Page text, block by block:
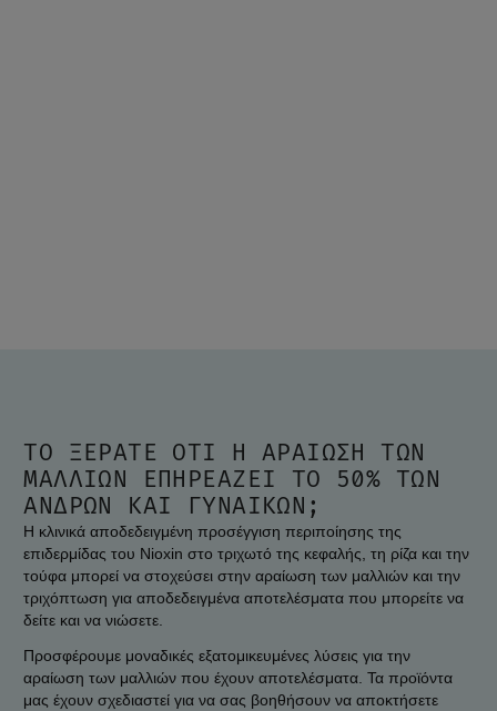
ΤΟ ΞΈΡΑΤΕ ΌΤΙ Η ΑΡΑΊΩΣΗ ΤΩΝ
ΜΑΛΛΙΏΝ ΕΠΗΡΕΆΖΕΙ ΤΟ 50% ΤΩΝ
ΑΝΔΡΏΝ ΚΑΙ ΓΥΝΑΙΚΏΝ;
Η κλινικά αποδεδειγμένη προσέγγιση περιποίησης της
επιδερμίδας του Nioxin στο τριχωτό της κεφαλής, τη ρίζα και την
τούφα μπορεί να στοχεύσει στην αραίωση των μαλλιών και την
τριχόπτωση για αποδεδειγμένα αποτελέσματα που μπορείτε να
δείτε και να νιώσετε.
Προσφέρουμε μοναδικές εξατομικευμένες λύσεις για την
αραίωση των μαλλιών που έχουν αποτελέσματα. Τα προϊόντα
μας έχουν σχεδιαστεί για να σας βοηθήσουν να αποκτήσετε